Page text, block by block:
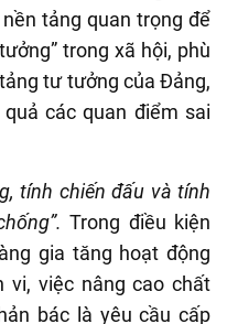
tảng quan trọng để
trong xã hội, phù
tư tưởng của Đảng,
các quan điểm sai
tính chiến đấu và tính
Trong điều kiện
gia tăng hoạt động
vi, việc nâng cao chất
bác là yêu cầu cấp